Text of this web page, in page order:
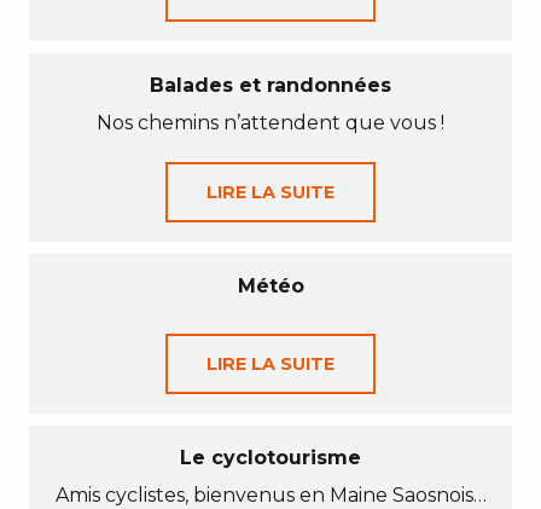
Balades et randonnées
Nos chemins n’attendent que vous !
LIRE LA SUITE
Météo
LIRE LA SUITE
Le cyclotourisme
Amis cyclistes, bienvenus en Maine Saosnois…